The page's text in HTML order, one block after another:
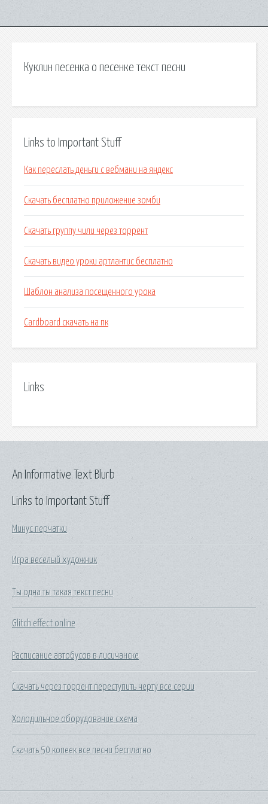
Куклин песенка о песенке текст песни
Links to Important Stuff
Как переслать деньги с вебмани на яндекс
Скачать бесплатно приложение зомби
Скачать группу чили через торрент
Скачать видео уроки артлантис бесплатно
Шаблон анализа посещенного урока
Cardboard скачать на пк
Links
Links to Important Stuff
Минус перчатки
Игра веселый художник
Ты одна ты такая текст песни
Glitch effect online
Расписание автобусов в лисичанске
Скачать через торрент переступить черту все серии
Холодильное оборудование схема
Скачать 50 копеек все песни бесплатно
An Informative Text Blurb